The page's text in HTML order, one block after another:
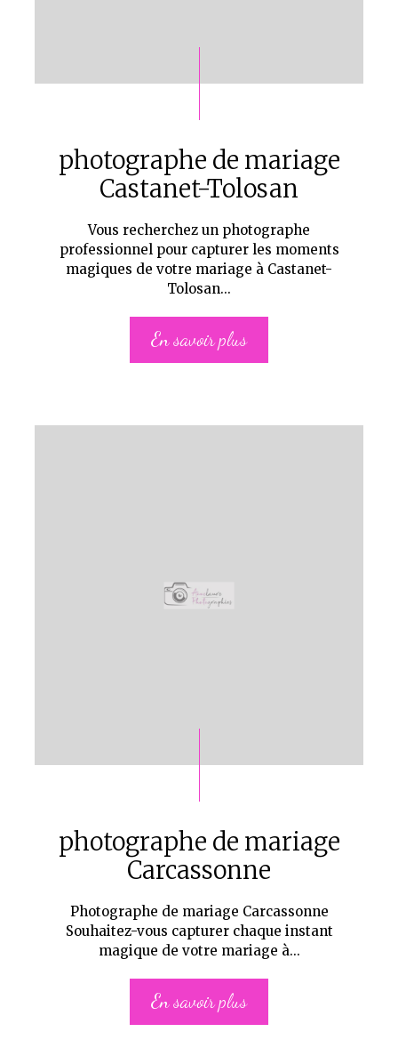
photographe de mariage
Castanet-Tolosan
Vous recherchez un photographe
professionnel pour capturer les moments
magiques de votre mariage à Castanet-
Tolosan...
En savoir plus
photographe de mariage
Carcassonne
Photographe de mariage Carcassonne
Souhaitez-vous capturer chaque instant
magique de votre mariage à...
En savoir plus